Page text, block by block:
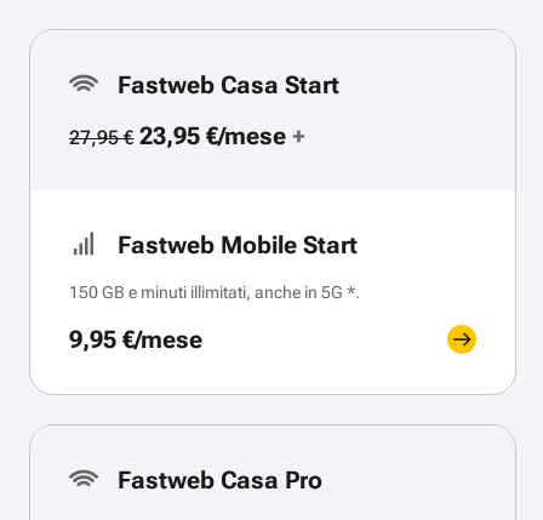
Fastweb Casa Start
27,95 €23,95 €/mese+
Fastweb Mobile Start
150 GB e minuti illimitati, anche in 5G *.
9,95 €/mese
Fastweb Casa Pro